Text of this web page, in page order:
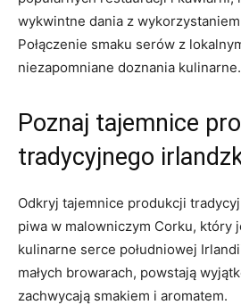
‌wykwintne dania z
Połączenie smaku serów z
niezapomniane doznania kulinarne.
Poznaj tajemnice
tradycyjnego
Odkryj tajemnice produkcji
piwa w malowniczym Corku, który
kulinarne ‌serce ⁢południowej
małych browarach, powstają
zachwycają smakiem i aromatem.